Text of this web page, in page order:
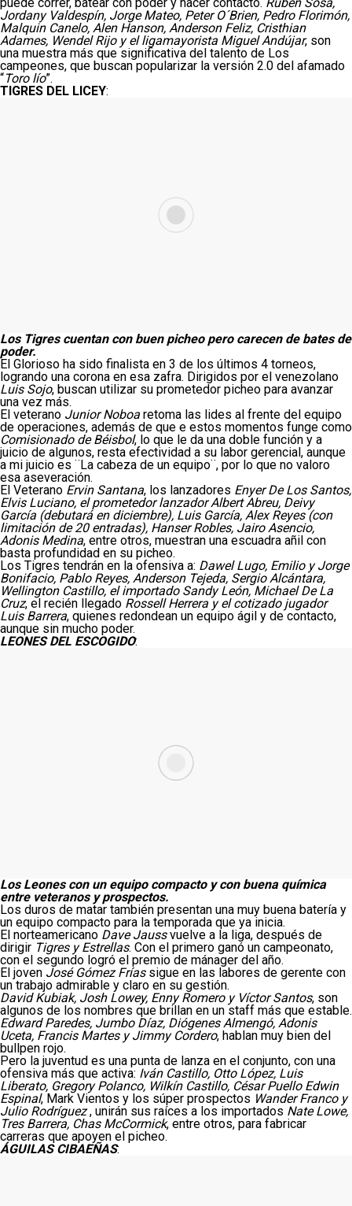
Jordany Valdespín, Jorge Mateo, Peter O´Brien, Pedro Florimón,
Malquin Canelo, Alen Hanson, Anderson Feliz, Cristhian
Adames, Wendel Rijo y el ligamayorista Miguel Andújar, son
una muestra más que significativa del talento de Los
campeones, que buscan popularizar la versión 2.0 del afamado
“Toro lío”.
TIGRES DEL LICEY:
Los Tigres cuentan con buen picheo pero carecen de bates de
poder.
El Glorioso ha sido finalista en 3 de los últimos 4 torneos,
logrando una corona en esa zafra. Dirigidos por el venezolano
Luis Sojo, buscan utilizar su prometedor picheo para avanzar
una vez más.
El veterano Junior Noboa retoma las lides al frente del equipo
de operaciones, además de que e estos momentos funge como
Comisionado de Béisbol, lo que le da una doble función y a
juicio de algunos, resta efectividad a su labor gerencial, aunque
a mi juicio es ¨La cabeza de un equipo¨, por lo que no valoro
esa aseveración.
El Veterano Ervin Santana, los lanzadores Enyer De Los Santos,
Elvis Luciano, el prometedor lanzador Albert Abreu, Deivy
García (debutará en diciembre), Luis García, Alex Reyes (con
limitación de 20 entradas), Hanser Robles, Jairo Asencio,
Adonis Medina, entre otros, muestran una escuadra añil con
basta profundidad en su picheo.
Los Tigres tendrán en la ofensiva a: Dawel Lugo, Emilio y Jorge
Bonifacio, Pablo Reyes, Anderson Tejeda, Sergio Alcántara,
Wellington Castillo, el importado Sandy León, Michael De La
Cruz, el recién llegado Rossell Herrera y el cotizado jugador
Luis Barrera, quienes redondean un equipo ágil y de contacto,
aunque sin mucho poder.
LEONES DEL ESCOGIDO:
Los Leones con un equipo compacto y con buena química
entre veteranos y prospectos.
Los duros de matar también presentan una muy buena batería y
un equipo compacto para la temporada que ya inicia.
El norteamericano Dave Jaussvuelve a la liga, después de
dirigir Tigres y Estrellas. Con el primero ganó un campeonato,
con el segundo logró el premio de mánager del año.
El joven José Gómez Fríassigue en las labores de gerente con
un trabajo admirable y claro en su gestión.
David Kubiak, Josh Lowey, Enny Romero y Víctor Santos, son
algunos de los nombres que brillan en un staff más que estable.
Edward Paredes, Jumbo Díaz, Diógenes Almengó, Adonis
Uceta, Francis Martes y Jimmy Cordero, hablan muy bien del
bullpen rojo.
Pero la juventud es una punta de lanza en el conjunto, con una
ofensiva más que activa: Iván Castillo, Otto López, Luis
Liberato, Gregory Polanco, Wilkín Castillo, César Puello Edwin
Espinal, Mark Vientos y los súper prospectos Wander Franco y
Julio Rodríguez, unirán sus raíces a los importados Nate Lowe,
Tres Barrera, Chas McCormick, entre otros, para fabricar
carreras que apoyen el picheo.
ÁGUILAS CIBAEÑAS: